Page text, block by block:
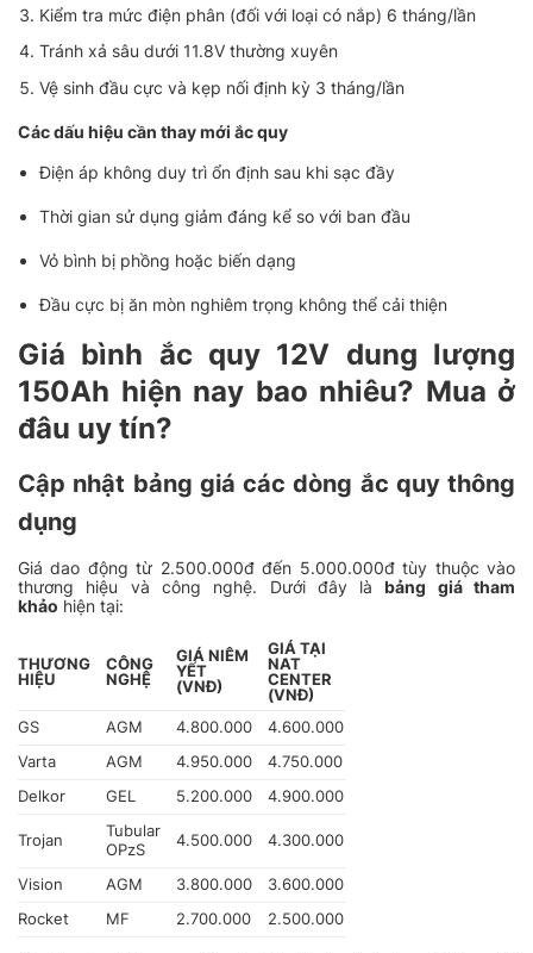
Kiểm tra mức điện phân (đối với loại có nắp) 6 tháng/lần
Tránh xả sâu dưới 11.8V thường xuyên
Vệ sinh đầu cực và kẹp nối định kỳ 3 tháng/lần
Các dấu hiệu cần thay mới ắc quy
Điện áp không duy trì ổn định sau khi sạc đầy
Thời gian sử dụng giảm đáng kể so với ban đầu
Vỏ bình bị phồng hoặc biến dạng
Đầu cực bị ăn mòn nghiêm trọng không thể cải thiện
Giá bình ắc quy 12V dung lượng
150Ah hiện nay bao nhiêu? Mua ở
đâu uy tín?
Cập nhật bảng giá các dòng ắc quy thông
dụng
Giá dao động từ 2.500.000đ đến 5.000.000đ tùy thuộc vào
thương hiệu và công nghệ. Dưới đây là bảng giá tham
khảo hiện tại:
THƯƠNG
HIỆU
CÔNG
NGHỆ
GIÁ NIÊM
YẾT
(VNĐ)
GIÁ TẠI
NAT
CENTER
(VNĐ)
GS
AGM 4.800.000
4.600.000
Varta
AGM 4.950.000
4.750.000
Delkor
GEL 5.200.000 4.900.000
Trojan
Tubular
OPzS
4.500.000 4.300.000
Vision AGM 3.800.000
3.600.000
Rocket
MF 2.700.000 2.500.000